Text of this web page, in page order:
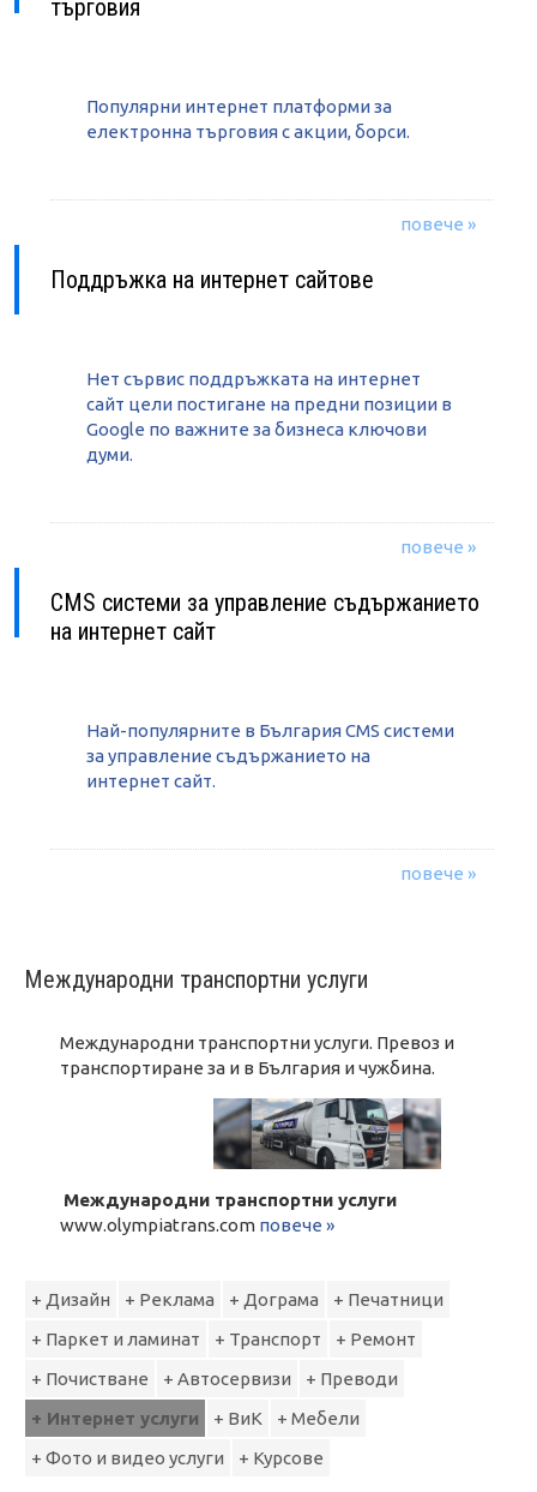
търговия
Популярни интернет платформи за
електронна търговия с акции, борси.
повече »
Поддръжка на интернет сайтове
Нет сървис поддръжката на интернет
сайт цели постигане на предни позиции в
Google по важните за бизнеса ключови
думи.
повече »
CMS системи за управление съдържанието
на интернет сайт
Най-популярните в България CMS системи
за управление съдържанието на
интернет сайт.
повече »
Международни транспортни услуги
Международни транспортни услуги. Превоз и
транспортиране за и в България и чужбина.
Международни транспортни услуги
www.olympiatrans.com повече »
+ Дизайн + Реклама + Дограма
+ Печатници
+ Паркет и ламинат
+ Транспорт
+ Ремонт
+ Почистване
+ Автосервизи
+ Преводи
+ Интернет услуги
+ ВиК
+ Мебели
+ Фото и видео услуги
+ Курсове